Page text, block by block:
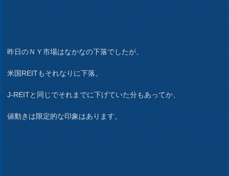
昨日のＮＹ市場はなかなの下落でしたが、
米国REITもそれなりに下落。
J-REITと同じでそれまでに下げていた分もあってか、
値動きは限定的な印象はあります。